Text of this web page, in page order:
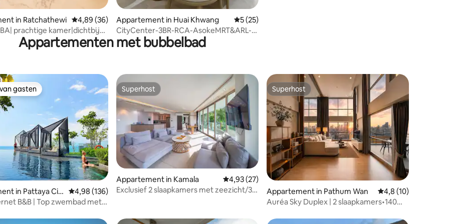
in Ratchathewi Gemiddelde beoordeling van 4,89 op 5, 36 recensies
4,89 (36)
prachtige kamer|dichtbij
Appartement in Huai Khwang Gemiddelde beoordeling van 5 op 5, 25 recensies
5 (25)
CityCenter-3BR-RCA-AsokeMRT&ARL-
Rama9Hospital RB4
Appartementen met bubbelbad
van 4,96 op 5, 112 recensies
gasten
gasten
in Pattaya Cit
Gemiddelde beoordeling van 4,98 op 5, 136 recensies
4,98 (136)
B&B | Top zwembad met
| Strand | Infinity
Superhost
Superhost
Appartement in Kamala Gemiddelde beoordeling van 4,93 op 5, 27 recensies
4,93 (27)
Exclusief 2 slaapkamers met zeezicht/3
supermarkten/ruim/ligbad
Superhost
Superhost
Appartement in Pathum Wan Gemiddelde
4,8 (10)
Auréa Sky Duplex | 2 slaapkamers•140